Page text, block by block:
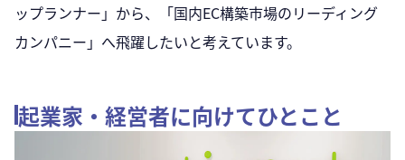
ップランナー」から、「国内EC構築市場のリーディング
カンパニー」へ飛躍したいと考えています。
起業家・経営者に向けてひとこと